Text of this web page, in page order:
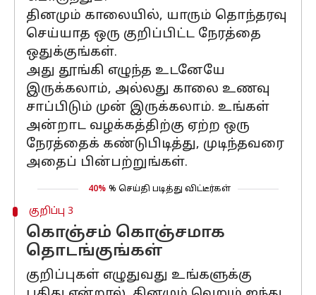
தினமும் காலையில், யாரும் தொந்தரவு
செய்யாத ஒரு குறிப்பிட்ட நேரத்தை
ஒதுக்குங்கள்.
அது தூங்கி எழுந்த உடனேயே
இருக்கலாம், அல்லது காலை உணவு
சாப்பிடும் முன் இருக்கலாம். உங்கள்
அன்றாட வழக்கத்திற்கு ஏற்ற ஒரு
நேரத்தைக் கண்டுபிடித்து, முடிந்தவரை
அதைப் பின்பற்றுங்கள்.
40% % செய்தி படித்து விட்டீர்கள்
குறிப்பு 3
கொஞ்சம் கொஞ்சமாக
தொடங்குங்கள்
குறிப்புகள் எழுதுவது உங்களுக்கு